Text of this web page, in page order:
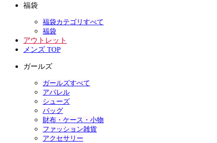
福袋
福袋カテゴリすべて
福袋
アウトレット
メンズ TOP
ガールズ
ガールズすべて
アパレル
シューズ
バッグ
財布・ケース・小物
ファッション雑貨
アクセサリー